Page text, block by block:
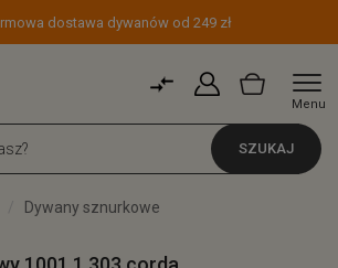
dostawa dywanów od 249 zł
Menu
SZUKAJ
Dywany sznurkowe